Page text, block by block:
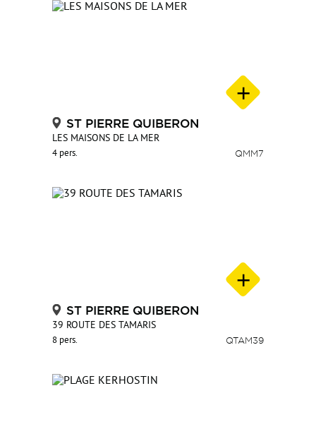
ST PIERRE QUIBERON
LES MAISONS DE LA MER
4 pers. QMM7
ST PIERRE QUIBERON
39 ROUTE DES TAMARIS
8 pers. QTAM39